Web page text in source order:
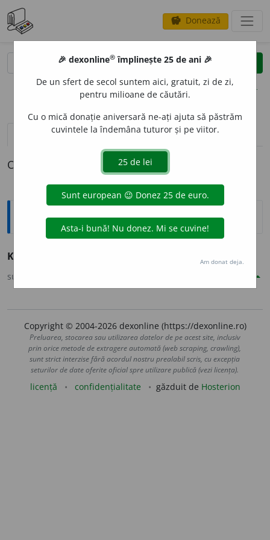
savings Donează
clear
opțiuni
definiții (1) declinări
O definiție pentru Kiustenge
Explicative DEX
Kiustenge
sursa:
Copyright © 2004-2026 dexonline (https://dexonline.ro)
Preluarea, stocarea sau utilizarea datelor de pe acest site, inclusiv
prin orice metode de extragere automată (web scraping, crawling),
sunt strict interzise fără acordul nostru prealabil scris, cu excepția
seturilor de date oferite oficial spre utilizare publică (vezi licența).
licență confidențialitate găzduit de Hosterion
🎉 dexonline® împlinește 25 de ani 🎉
De un sfert de secol suntem aici, gratuit, zi de zi,
pentru milioane de căutări.
Cu o mică donație aniversară ne-ați ajuta să păstrăm
cuvintele la îndemâna tuturor și pe viitor.
Am donat deja.